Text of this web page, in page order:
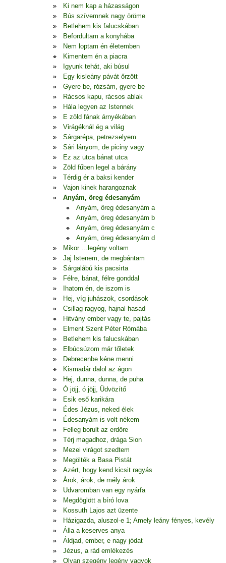
Ki nem kap a házasságon
Bús szívemnek nagy öröme
Betlehem kis falucskában
Befordultam a konyhába
Nem loptam én életemben
Kimentem én a piacra
Igyunk tehát, aki búsul
Egy kisleány pávát őrzött
Gyere be, rózsám, gyere be
Rácsos kapu, rácsos ablak
Hála legyen az Istennek
E zöld fának árnyékában
Virágéknál ég a világ
Sárgarépa, petrezselyem
Sári lányom, de piciny vagy
Ez az utca bánat utca
Zöld fűben legel a bárány
Térdig ér a baksi kender
Vajon kinek harangoznak
Anyám, öreg édesanyám
Anyám, öreg édesanyám a
Anyám, öreg édesanyám b
Anyám, öreg édesanyám c
Anyám, öreg édesanyám d
Mikor …legény voltam
Jaj Istenem, de megbántam
Sárgalábú kis pacsirta
Félre, bánat, félre gonddal
Ihatom én, de iszom is
Hej, víg juhászok, csordások
Csillag ragyog, hajnal hasad
Hitvány ember vagy te, pajtás
Elment Szent Péter Rómába
Betlehem kis falucskában
Elbúcsúzom már tőletek
Debrecenbe kéne menni
Kismadár dalol az ágon
Hej, dunna, dunna, de puha
Ó jöjj, ó jöjj, Üdvözítő
Esik eső karikára
Édes Jézus, neked élek
Édesanyám is volt nékem
Felleg borult az erdőre
Térj magadhoz, drága Sion
Mezei virágot szedtem
Megölték a Basa Pistát
Azért, hogy kend kicsit ragyás
Árok, árok, de mély árok
Udvaromban van egy nyárfa
Megdöglött a bíró lova
Kossuth Lajos azt üzente
Házigazda, aluszol-e 1; Amely leány fényes, kevély
Álla a keserves anya
Áldjad, ember, e nagy jódat
Jézus, a rád emlékezés
Olyan szegény legény vagyok